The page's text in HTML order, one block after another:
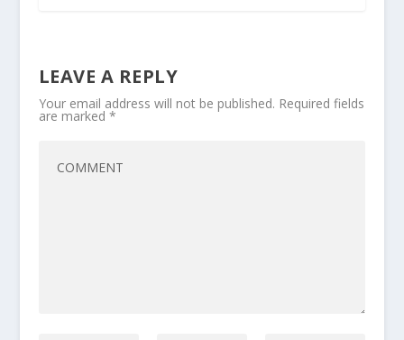
LEAVE A REPLY
Your email address will not be published. Required fields
are marked *